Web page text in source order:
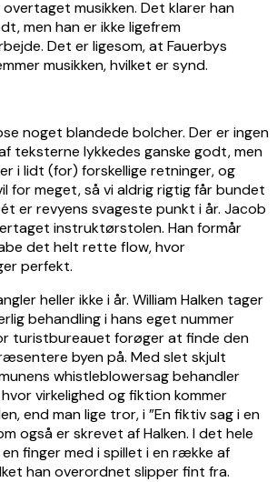
overtaget musikken. Det klarer han
men han er ikke ligefrem
Det er ligesom, at Fauerbys
musikken, hvilket er synd.
noget blandede bolcher. Der er ingen
teksterne lykkedes ganske godt, men
i lidt (for) forskellige retninger, og
for meget, så vi aldrig rigtig får bundet
er revyens svageste punkt i år. Jacob
instruktørstolen. Han formår
det helt rette flow, hvor
perfekt.
heller ikke i år. William Halken tager
behandling i hans eget nummer
turistbureauet forøger at finde den
byen på. Med slet skjult
whistleblowersag behandler
virkelighed og fiktion kommer
end man lige tror, i ”En fiktiv sag i en
også er skrevet af Halken. I det hele
finger med i spillet i en række af
han overordnet slipper fint fra.